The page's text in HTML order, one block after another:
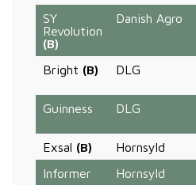
SY
Revolution
(B)
Danish Agro
Bright (B) DLG
Guinness DLG
Exsal (B) Hornsyld
Informer
Hornsyld